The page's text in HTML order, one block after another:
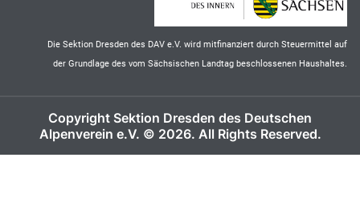
Die Sektion Dresden des DAV e.V. wird mitfinanziert durch Steuermittel auf
der Grundlage des vom Sächsischen Landtag beschlossenen Haushaltes.
Copyright Sektion Dresden des Deutschen
Alpenverein e.V. © 2026. All Rights Reserved.